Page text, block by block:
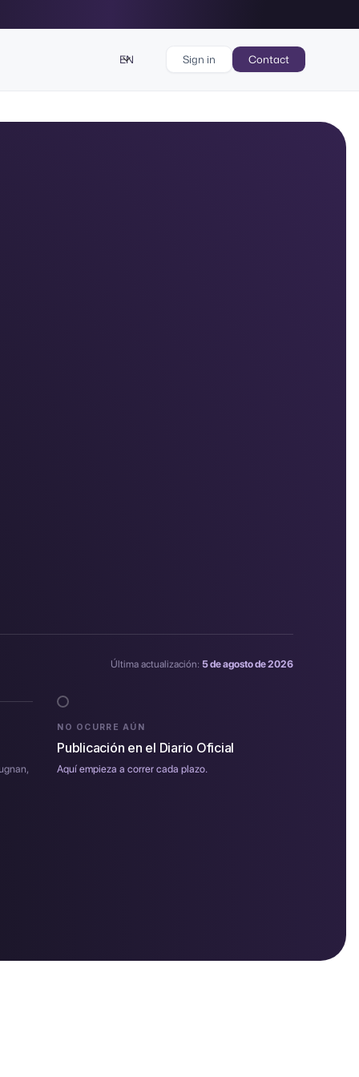
EN Sign in Contact
Última actualización: 5 de agosto de 2026
NO OCURRE AÚN
Publicación en el Diario Oficial
Aquí empieza a correr cada plazo.